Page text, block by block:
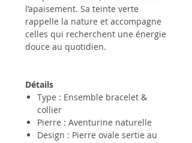
l’apaisement. Sa teinte verte
rappelle la nature et accompagne
celles qui recherchent une énergie
douce au quotidien.
Détails
Type : Ensemble bracelet &
collier
Pierre : Aventurine naturelle
Design : Pierre ovale sertie au